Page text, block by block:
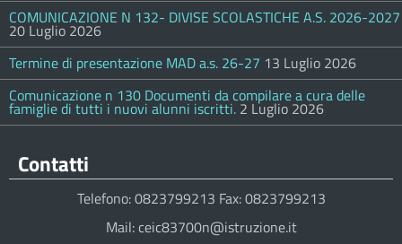
COMUNICAZIONE N 132- DIVISE SCOLASTICHE A.S. 2026-2027
20 Luglio 2026
Termine di presentazione MAD a.s. 26-27 13 Luglio 2026
Comunicazione n 130 Documenti da compilare a cura delle
famiglie di tutti i nuovi alunni iscritti. 2 Luglio 2026
Contatti
Telefono: 0823799213 Fax: 0823799213
Mail: ceic83700n@istruzione.it